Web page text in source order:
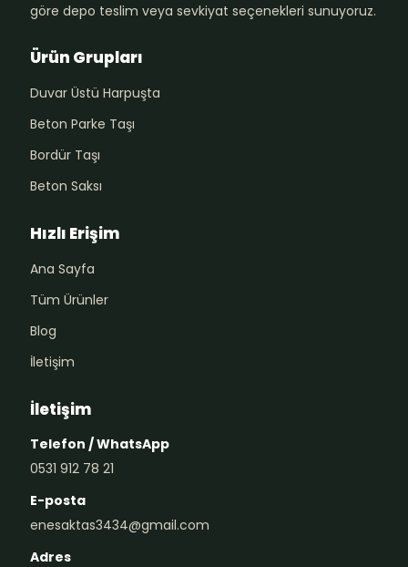
göre depo teslim veya sevkiyat seçenekleri sunuyoruz.
Ürün Grupları
Duvar Üstü Harpuşta
Beton Parke Taşı
Bordür Taşı
Beton Saksı
Hızlı Erişim
Ana Sayfa
Tüm Ürünler
Blog
İletişim
İletişim
Telefon / WhatsApp
0531 912 78 21
E-posta
enesaktas3434@gmail.com
Adres